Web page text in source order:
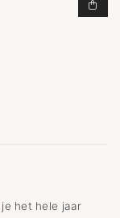
AAN
het hele jaar